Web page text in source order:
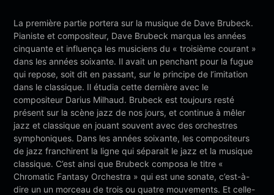
La première partie portera sur la musique de Dave Brubeck.
Pianiste et compositeur, Dave Brubeck marqua les années
cinquante et influença les musiciens du « troisième courant »
dans les années soixante. Il avait un penchant pour la fugue
qui repose, soit dit en passant, sur le principe de l’imitation
dans le classique. Il étudia cette dernière avec le
compositeur Darius Milhaud. Brubeck est toujours resté
présent sur la scène jazz de nos jours, et continue à mêler
jazz et classique en jouant souvent avec des orchestres
symphoniques. Dans les années soixante, les compositeurs
de jazz franchirent la ligne qui séparait le jazz et la musique
classique. C’est ainsi que Brubeck composa le titre «
Chromatic Fantasy Orchestra » qui est une sonate, c’est-à-
dire un un morceau de trois ou quatre mouvements. Et celle-